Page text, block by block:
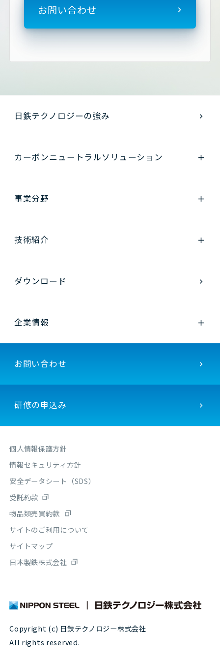
お問い合わせ
日鉄テクノロジーの強み
カーボンニュートラルソリューション
事業分野
技術紹介
ダウンロード
企業情報
お問い合わせ
研修の申込み
個人情報保護方針
情報セキュリティ方針
安全データシート（SDS）
受託約款
物品類売買約款
サイトのご利用について
サイトマップ
日本製鉄株式会社
Copyright (c) 日鉄テクノロジー株式会社
All rights reserved.